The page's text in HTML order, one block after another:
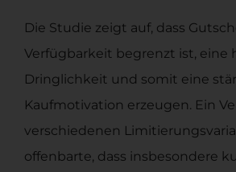
Die Studie zeigt auf, dass
Verfügbarkeit begrenzt ist, eine
Dringlichkeit und somit eine
Kaufmotivation erzeugen. Ein
verschiedenen
offenbarte, dass insbesondere